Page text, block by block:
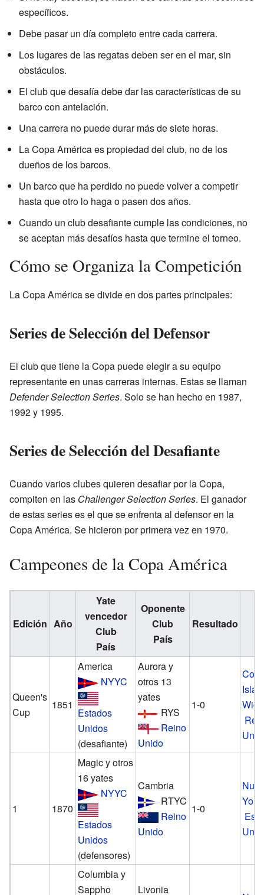
específicos.
Debe pasar un día completo entre cada carrera.
Los lugares de las regatas deben ser en el mar, sin
obstáculos.
El club que desafía debe dar las características de su
barco con antelación.
Una carrera no puede durar más de siete horas.
La Copa América es propiedad del club, no de los
dueños de los barcos.
Un barco que ha perdido no puede volver a competir
hasta que otro lo haga o pasen dos años.
Cuando un club desafiante cumple las condiciones, no
se aceptan más desafíos hasta que termine el torneo.
Cómo se Organiza la Competición
La Copa América se divide en dos partes principales:
Series de Selección del Defensor
El club que tiene la Copa puede elegir a su equipo
representante en unas carreras internas. Estas se llaman
Defender Selection Series. Solo se han hecho en 1987,
1992 y 1995.
Series de Selección del Desafiante
Cuando varios clubes quieren desafiar por la Copa,
compiten en las Challenger Selection Series. El ganador
de estas series es el que se enfrenta al defensor en la
Copa América. Se hicieron por primera vez en 1970.
Campeones de la Copa América
Edición Año
Yate
vencedor
Club
País
Oponente
Club
País
Resultado
Queen's
Cup
1851
America
NYYC
Estados
Unidos
(desafiante)
Aurora y
otros 13
yates
RYS
Reino
Unido
1-0
Isla
1 1870
Magic y otros
16 yates
NYYC
Estados
Unidos
(defensores)
Cambria
RTYC
Reino
Unido
1-0
York
Columbia y
Sappho
Livonia